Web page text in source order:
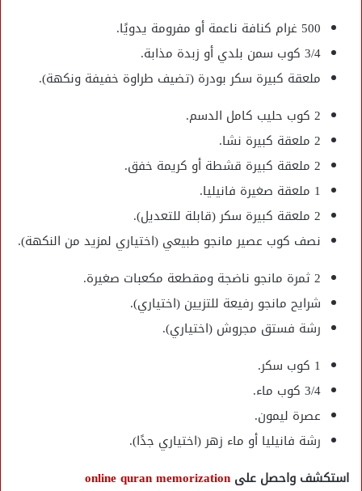
500 غرام كنافة ناعمة أو مفرومة يدويًا.
3/4 كوب سمن بلدي أو زبدة مذابة.
ملعقة كبيرة سكر بودرة (تضيف طراوة خفيفة ونكهة).
2 كوب حليب كامل الدسم.
2 ملعقة كبيرة نشا.
2 ملعقة كبيرة قشطة أو كريمة خفق.
1 ملعقة صغيرة فانيليا.
2 ملعقة كبيرة سكر (قابلة للتعديل).
نصف كوب عصير مانجو طبيعي (اختياري لمزيد من النكهة).
2 ثمرة مانجو ناضجة ومقطعة مكعبات صغيرة.
شرايح مانجو رفيعة للتزيين (اختياري).
رشة فستق مجروش (اختياري).
1 كوب سكر.
3/4 كوب ماء.
عصرة ليمون.
رشة فانيليا أو ماء زهر (اختياري جدًا).
استكشف واحصل على online quran memorization